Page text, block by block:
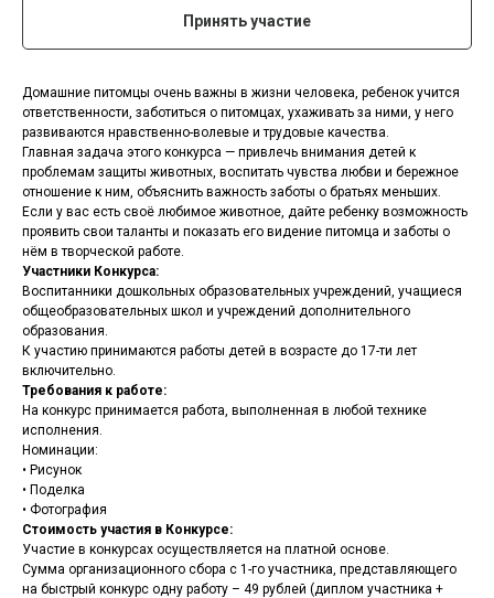
Принять участие
Домашние питомцы очень важны в жизни человека, ребенок учится
ответственности, заботиться о питомцах, ухаживать за ними, у него
развиваются нравственно-волевые и трудовые качества.
Главная задача этого конкурса — привлечь внимания детей к
проблемам защиты животных, воспитать чувства любви и бережное
отношение к ним, объяснить важность заботы о братьях меньших.
Если у вас есть своё любимое животное, дайте ребенку возможность
проявить свои таланты и показать его видение питомца и заботы о
нём в творческой работе.
Участники Конкурса:
Воспитанники дошкольных образовательных учреждений, учащиеся
общеобразовательных школ и учреждений дополнительного
образования.
К участию принимаются работы детей в возрасте до 17-ти лет
включительно.
Требования к работе:
На конкурс принимается работа, выполненная в любой технике
исполнения.
Номинации:
• Рисунок
• Поделка
• Фотография
Стоимость участия в Конкурсе:
Участие в конкурсах осуществляется на платной основе.
Сумма организационного сбора с 1-го участника, представляющего
на быстрый конкурс одну работу – 49 рублей (диплом участника +